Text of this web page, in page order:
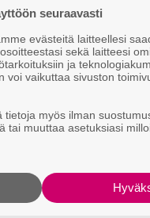
seuraavasti
evästeitä laitteellesi
sekä laitteesi
ja
voi vaikuttaa sivuston
myös ilman
tai muuttaa asetuksiasi